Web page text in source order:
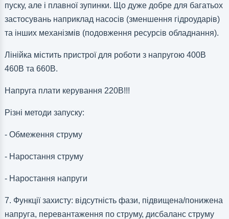
пуску, але і плавної зупинки. Що дуже добре для багатьох
застосувань наприклад насосів (зменшення гідроударів)
та інших механізмів (подовження ресурсів обладнання).
Лінійка містить пристрої для роботи з напругою 400В
460В та 660В.
Напруга плати керування 220В!!!
Різні методи запуску:
- Обмеження струму
- Наростання струму
- Наростання напруги
7. Функції захисту: відсутність фази, підвищена/понижена
напруга, перевантаження по струму, дисбаланс струму